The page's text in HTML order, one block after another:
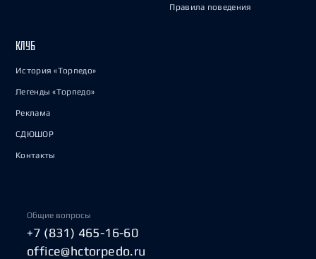
Правила поведения
КЛУБ
История «Торпедо»
Легенды «Торпедо»
Реклама
СДЮШОР
Контакты
Общие вопросы
+7 (831) 465-16-60
office@hctorpedo.ru